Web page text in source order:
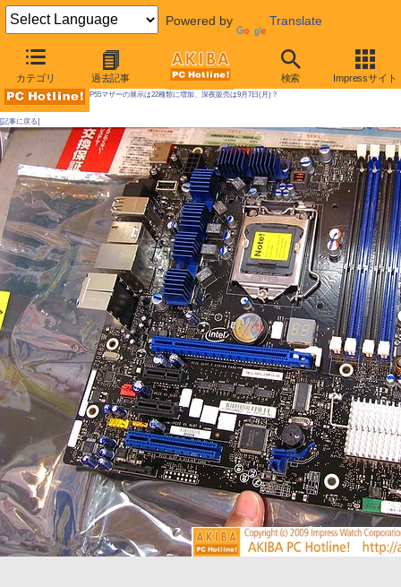
Powered by Translate
カテゴリ 過去記事 検索 Impressサイト
AKIBA PC Hotline! 2009年8月29日号
P55マザーの展示は22種類に増加、深夜販売は9月7日(月)？
[記事に戻る]